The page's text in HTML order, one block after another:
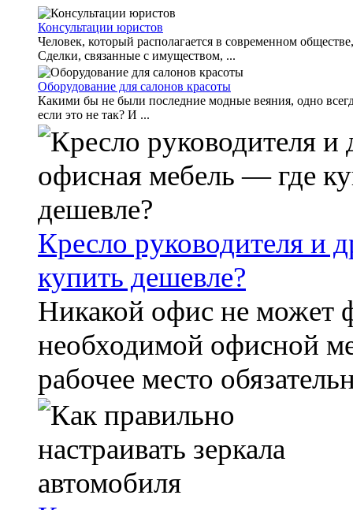
Консультации юристов
Человек, который располагается в современном
Сделки, связанные с имуществом, ...
Оборудование для салонов красоты
Какими бы не были последние модные веяния, одно
если это не так? И ...
Кресло руководителя и
купить дешевле?
Никакой офис не может
необходимой офисной
рабочее место